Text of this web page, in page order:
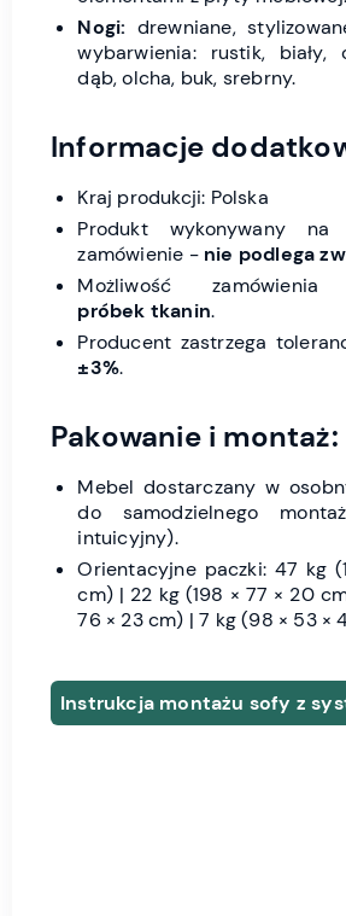
Nogi: drewniane,
wybarwienia: rustik, biały,
dąb, olcha, buk, srebrny.
Informacje
Kraj produkcji: Polska
Produkt wykonywany na
zamówienie - nie podlega
Możliwość
próbek tkanin.
Producent zastrzega
±3%.
Pakowanie i montaż:
Mebel dostarczany w
do samodzielnego
intuicyjny).
Orientacyjne paczki: 47 kg
cm) | 22 kg (198 × 77 × 20
76 × 23 cm) | 7 kg (98 × 53 ×
Instrukcja montażu sofy z